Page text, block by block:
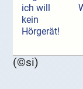
ich will
kein
Hörgerät!
(©si)